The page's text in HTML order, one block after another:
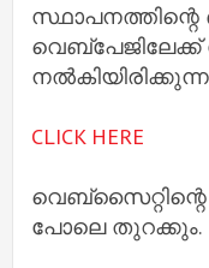
CLICK HERE
പോലെ തുറക്കും.